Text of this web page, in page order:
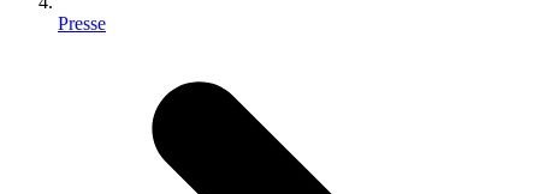
Presse